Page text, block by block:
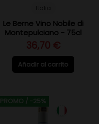
Le Berne Vino Nobile di
Montepulciano - 75cl
36,70 €
Añadir al carrito
PROMO / -25%